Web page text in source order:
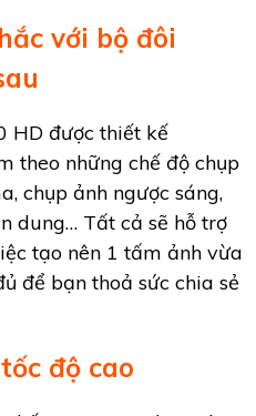
với bộ đôi
HD được thiết kế
theo những chế độ chụp
chụp ảnh ngược sáng,
dung… Tất cả sẽ hỗ trợ
tạo nên 1 tấm ảnh vừa
để bạn thoả sức chia sẻ
độ cao